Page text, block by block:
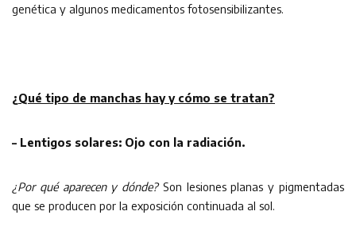
genética y algunos medicamentos fotosensibilizantes.
¿Qué tipo de manchas hay y cómo se tratan?
– Lentigos solares: Ojo con la radiación.
¿Por qué aparecen y dónde?Son lesiones planas y pigmentadas
que se producen por la exposición continuada al sol.